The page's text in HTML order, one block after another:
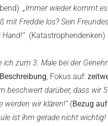
„Immer wieder kommt
mit Freddie los? Sein
(Katastrophendenken)
ich zum 3. Male bei der
, Fokus auf:
beschwert darüber, dass wir
werden wir klären!“ (Bezug
ist ihm gerade nicht